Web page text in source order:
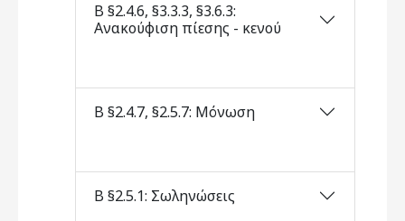
Β §2.4.6, §3.3.3, §3.6.3:
Ανακούφιση πίεσης - κενού
Β §2.4.7, §2.5.7: Μόνωση
Β §2.5.1: Σωληνώσεις